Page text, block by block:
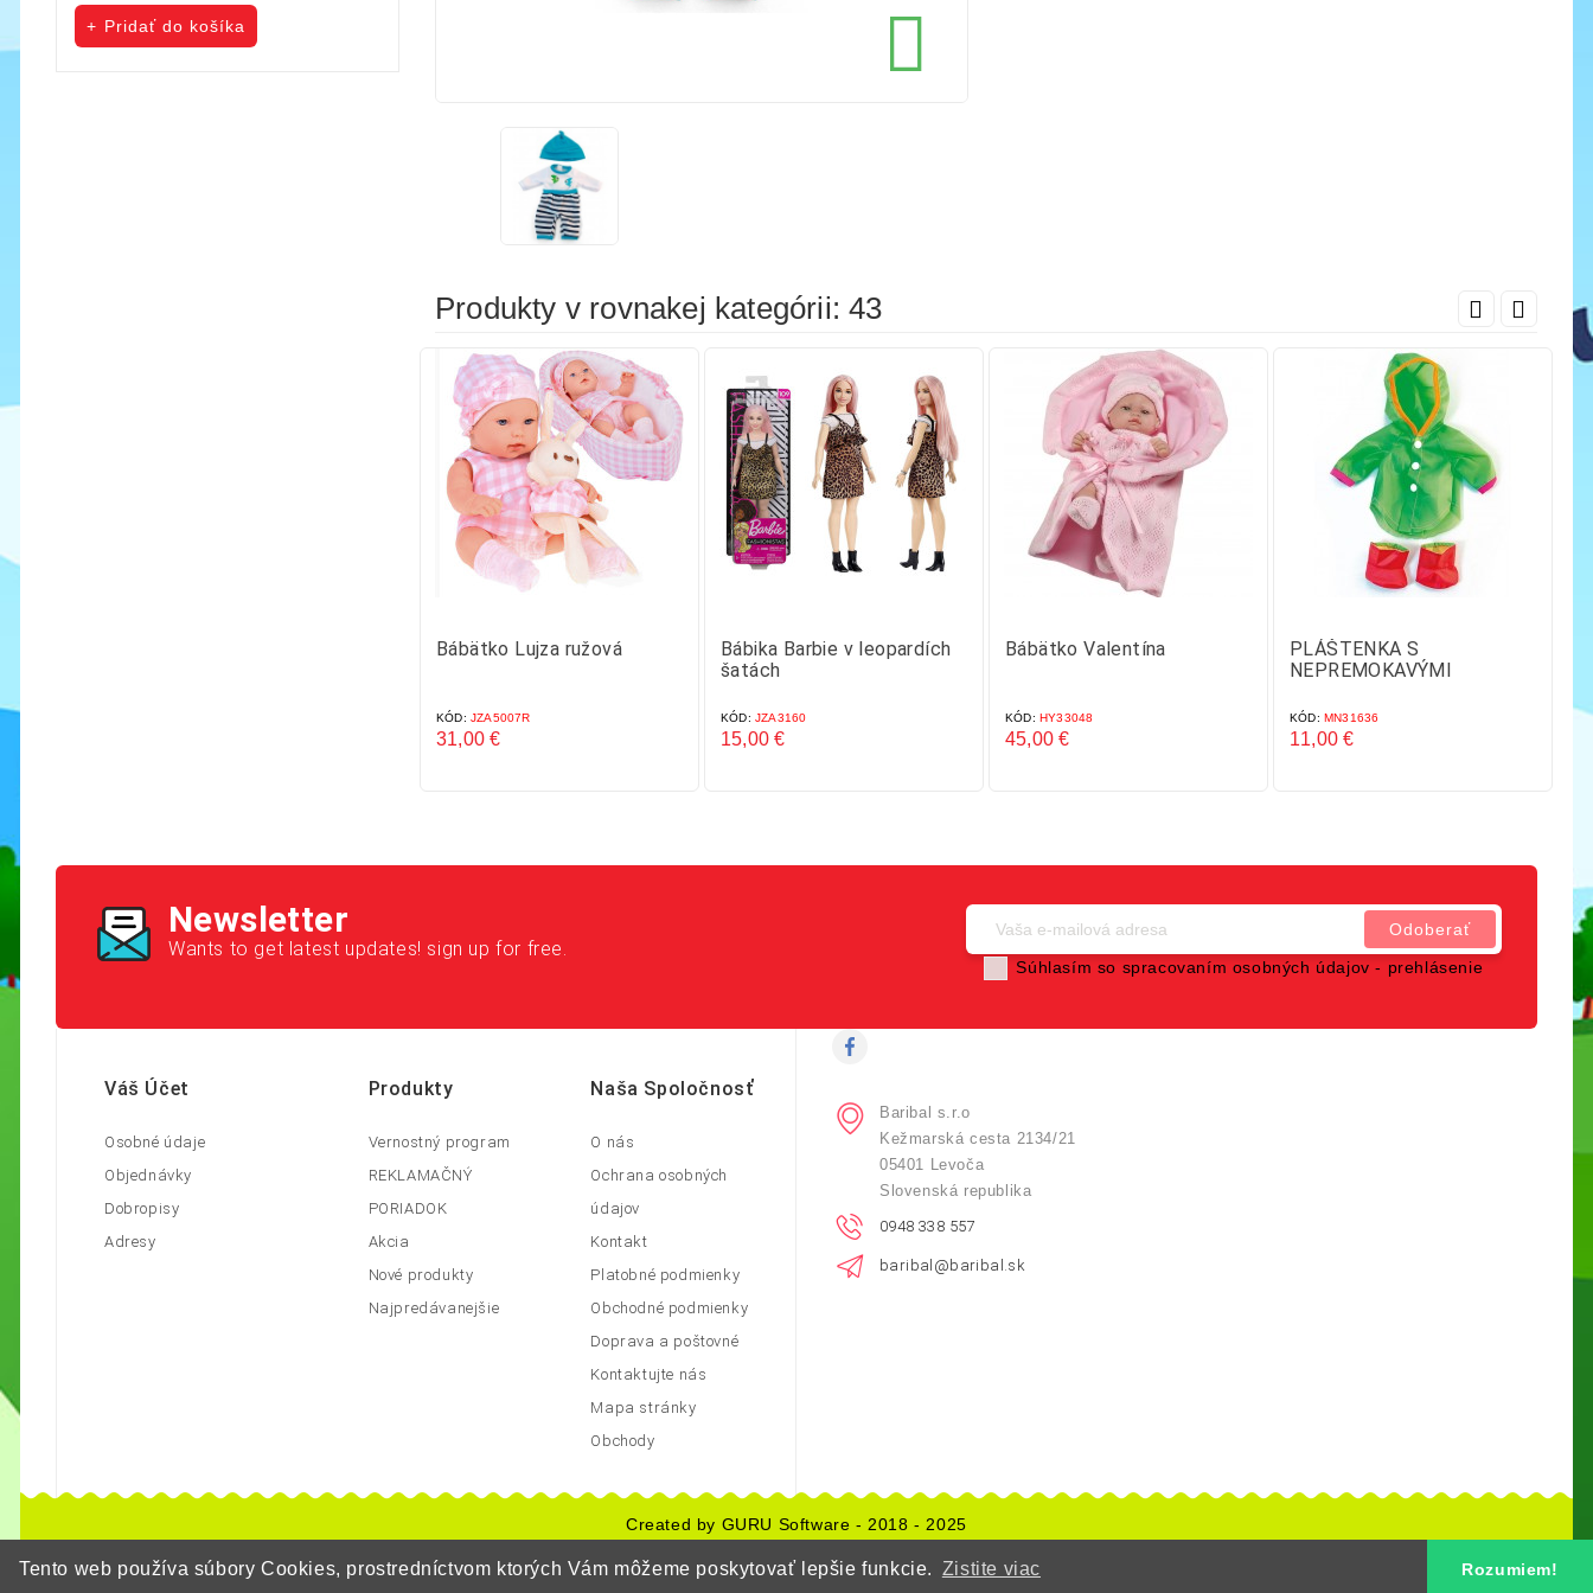
Tento web používa súbory Cookies, prostredníctvom ktorých Vám môžeme poskytovať lepšie funkcie. Zistite viac Rozumiem!
cena
Pridať do košíka
cena

Produkty v rovnakej kategórii: 43
Bábätko Lujza ružová
KÓD: JZA5007R
31,00 €
Bábika Barbie v leopardích
šatách
KÓD: JZA3160
15,00 €
Bábätko Valentína
KÓD: HY33048
45,00 €
PLÁŠTENKA S
NEPREMOKAVÝMI
KÓD: MN31636
11,00 €
Newsletter
Wants to get latest updates! sign up for free.
Súhlasím so spracovaním osobných údajov - prehlásenie
Váš Účet
Osobné údaje
Objednávky
Dobropisy
Adresy
Produkty
Vernostný program
REKLAMAČNÝ
PORIADOK
Akcia
Nové produkty
Najpredávanejšie
Naša Spoločnosť
O nás
Ochrana osobných
údajov
Kontakt
Platobné podmienky
Obchodné podmienky
Doprava a poštovné
Kontaktujte nás
Mapa stránky
Obchody
Baribal s.r.o
Kežmarská cesta 2134/21
05401 Levoča
Slovenská republika
0948 338 557
baribal@baribal.sk
Created by GURU Software - 2018 - 2025